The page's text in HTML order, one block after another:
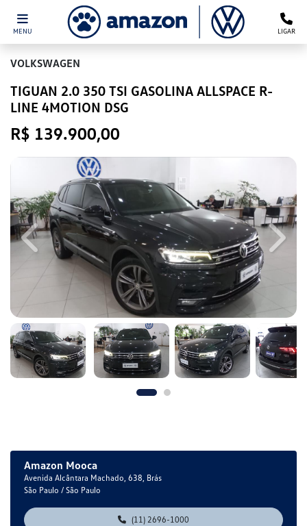
MENU LIGAR
VOLKSWAGEN
TIGUAN 2.0 350 TSI GASOLINA ALLSPACE R-
LINE 4MOTION DSG
R$ 139.900,00
Previous Next
Amazon Mooca
Avenida Alcântara Machado, 638, Brás
São Paulo / São Paulo
(11) 2696-1000